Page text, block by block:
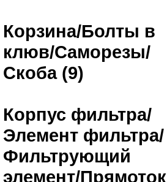
Корзина/Болты в
клюв/Саморезы/
Скоба (9)
Корпус фильтра/
Элемент фильтра/
Фильтрующий
элемент/Прямоток